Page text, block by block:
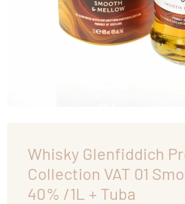
Whisky Glenfiddich
Collection VAT 01
40% /1L + Tuba